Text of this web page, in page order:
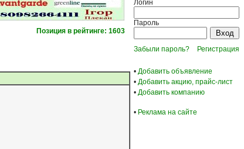
Позиция в рейтинге: 1603
Логин
Пароль
Забыли пароль? Регистрация
• Добавить объявление
• Добавить акцию, прайс-лист
• Добавить компанию
• Реклама на сайте